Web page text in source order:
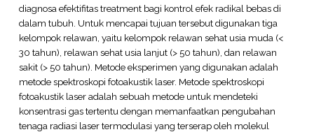
diagnosa efektifitas treatment bagi kontrol efek radikal bebas di
dalam tubuh. Untuk mencapai tujuan tersebut digunakan tiga
kelompok relawan, yaitu kelompok relawan sehat usia muda (<
30 tahun), relawan sehat usia lanjut (> 50 tahun), dan relawan
sakit (> 50 tahun). Metode eksperimen yang digunakan adalah
metode spektroskopi fotoakustik laser. Metode spektroskopi
fotoakustik laser adalah sebuah metode untuk mendeteki
konsentrasi gas tertentu dengan memanfaatkan pengubahan
tenaga radiasi laser termodulasi yang terserap oleh molekul